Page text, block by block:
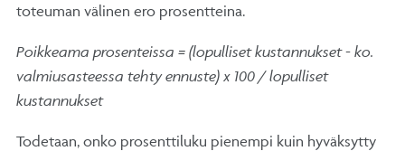
toteuman välinen ero prosentteina.
Poikkeama prosenteissa = (lopulliset kustannukset - ko.
valmiusasteessa tehty ennuste) x 100 / lopulliset
kustannukset
Todetaan, onko prosenttiluku pienempi kuin hyväksytty